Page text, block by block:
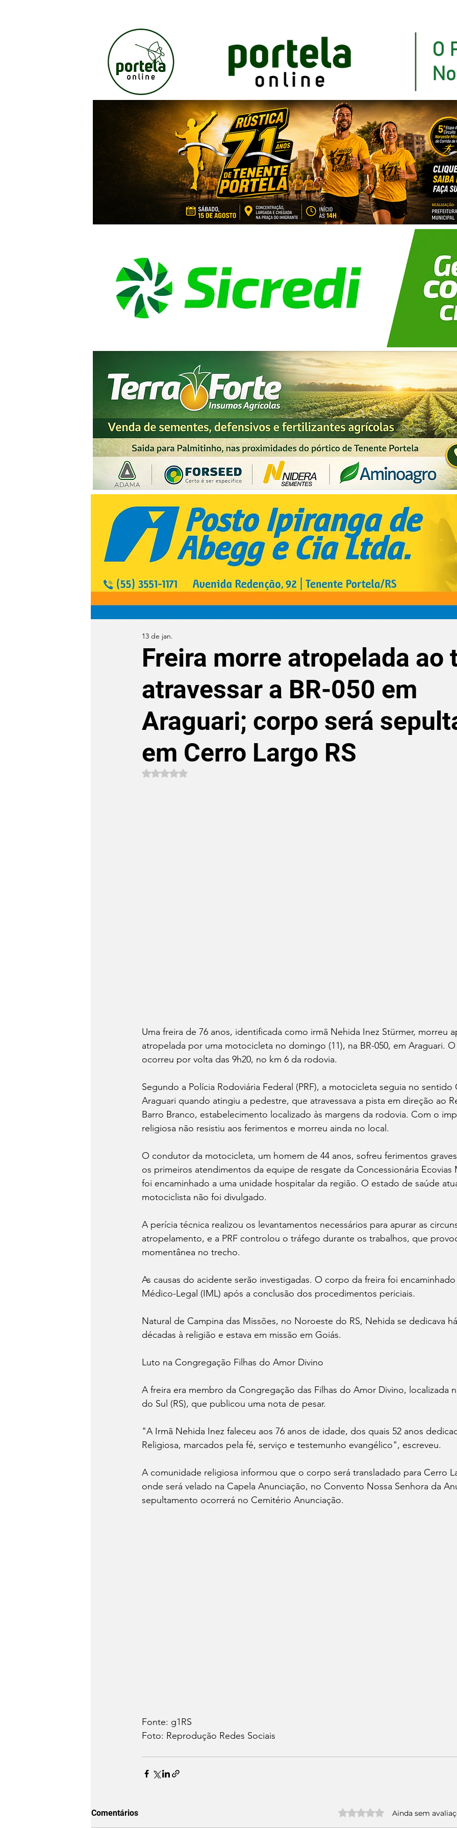
Freira morre atropelada ao
atravessar a BR-050 em
Araguari; corpo será
em Cerro Largo RS
13 de jan.
Avaliado com NaN de 5 estrelas.
Uma freira de 76 anos, identificada como irmã Nehida Inez Stürmer, morreu
atropelada por uma motocicleta no domingo (11), na BR-050, em Araguari.
ocorreu por volta das 9h20, no km 6 da rodovia.
Segundo a Polícia Rodoviária Federal (PRF), a motocicleta seguia no
Araguari quando atingiu a pedestre, que atravessava a pista em direção ao
Barro Branco, estabelecimento localizado às margens da rodovia. Com o
religiosa não resistiu aos ferimentos e morreu ainda no local.
O condutor da motocicleta, um homem de 44 anos, sofreu ferimentos
os primeiros atendimentos da equipe de resgate da Concessionária Ecovias
foi encaminhado a uma unidade hospitalar da região. O estado de saúde
motociclista não foi divulgado.
A perícia técnica realizou os levantamentos necessários para apurar as
atropelamento, e a PRF controlou o tráfego durante os trabalhos, que
momentânea no trecho.
As causas do acidente serão investigadas. O corpo da freira foi
Médico-Legal (IML) após a conclusão dos procedimentos periciais.
Natural de Campina das Missões, no Noroeste do RS, Nehida se dedicava
décadas à religião e estava em missão em Goiás.
Luto na Congregação Filhas do Amor Divino
A freira era membro da Congregação das Filhas do Amor Divino, localizada
do Sul (RS), que publicou uma nota de pesar.
"A Irmã Nehida Inez faleceu aos 76 anos de idade, dos quais 52 anos
Religiosa, marcados pela fé, serviço e testemunho evangélico", escreveu.
A comunidade religiosa informou que o corpo será transladado para Cerro
onde será velado na Capela Anunciação, no Convento Nossa Senhora da
sepultamento ocorrerá no Cemitério Anunciação.
Fonte: g1RS
Foto: Reprodução Redes Sociais
Comentários Avaliado com 0 de 5 estrelas.
Ainda sem